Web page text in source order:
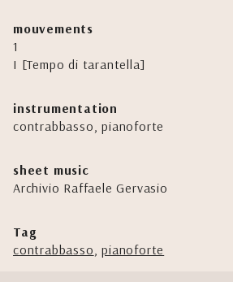
mouvements
1
I [Tempo di tarantella]
instrumentation
contrabbasso, pianoforte
sheet music
Archivio Raffaele Gervasio
Tag
contrabbasso,pianoforte